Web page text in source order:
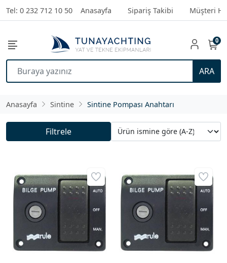
Tel: 0 232 712 10 50 Anasayfa Sipariş Takibi Müşteri
ARA
0
Anasayfa Sintine Sintine Pompası Anahtarı
Filtrele